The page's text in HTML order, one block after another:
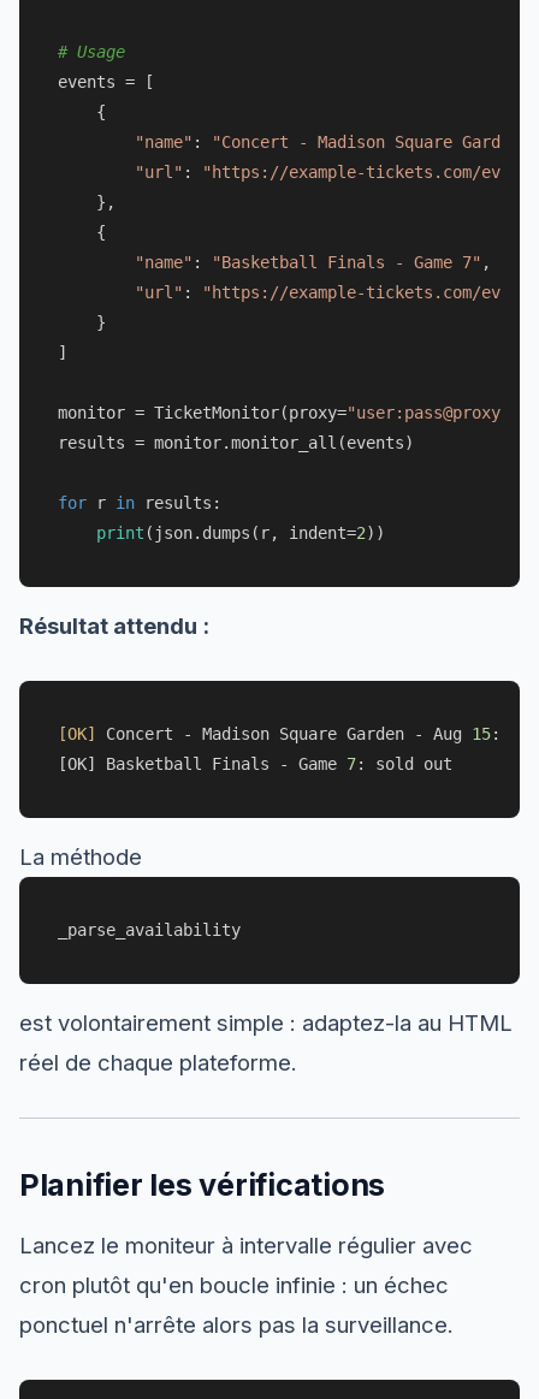
# Usage
events = [
    {
"name" :
"Concert - Madison Square Garden
"url" :
"https://example-tickets.com/event/
    },
    {
"name" : "Basketball Finals - Game 7" ,
"url" :
"https://example-tickets.com/event/
    }
]
monitor = TicketMonitor(proxy=
results = monitor.monitor_all(events)
for r in results:
print (json.dumps(r, indent=2
Résultat attendu :
[OK] Concert - Madison Square Garden - Aug 15:
[OK] Basketball Finals - Game 7
La méthode
_parse_availability
est volontairement simple : adaptez-la au HTML
réel de chaque plateforme.
Planifier les vérifications
Lancez le moniteur à intervalle régulier avec
cron plutôt qu'en boucle infinie : un échec
ponctuel n'arrête alors pas la surveillance.